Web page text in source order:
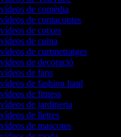
de comèdia
de contacontes
de cotxes
de cuina
de curtmetratges
de decoració
de fans
vídeos de fashion haul
de fitness
vídeos de jardineria
de lletres
de mascotes